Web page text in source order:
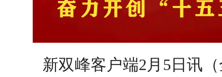
新双峰客户端2月5日讯